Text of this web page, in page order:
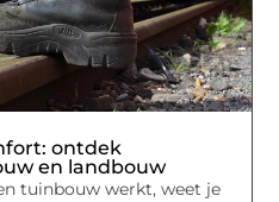
ontdek
en landbouw
tuinbouw werkt, weet je